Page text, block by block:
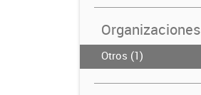
Organizaciones
Otros (1)